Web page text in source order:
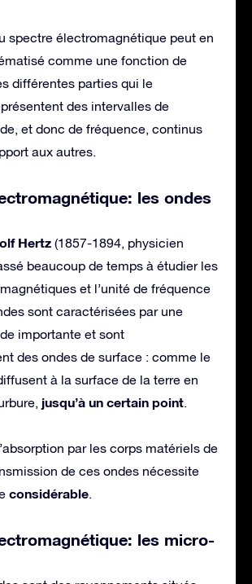
spectre électromagnétique peut en
comme une fonction de
différentes parties qui le
des intervalles de
et donc de fréquence, continus
aux autres.
les ondes
Hertz (1857-1894, physicien
beaucoup de temps à étudier les
et l’unité de fréquence
sont caractérisées par une
importante et sont
des ondes de surface : comme le
à la surface de la terre en
jusqu’à un certain point.
par les corps matériels de
de ces ondes nécessite
considérable.
les micro-